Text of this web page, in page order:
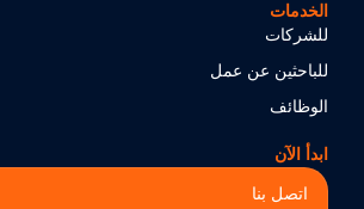
الخدمات
للشركات
للباحثين عن عمل
الوظائف
ابدأ الآن
اتصل بنا